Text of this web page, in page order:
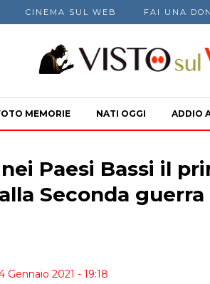
CINEMA SUL WEB FAI UNA
MEMORIE NATI OGGI ADDIO
Paesi Bassi il
Seconda guerra
Gennaio 2021 - 19:18